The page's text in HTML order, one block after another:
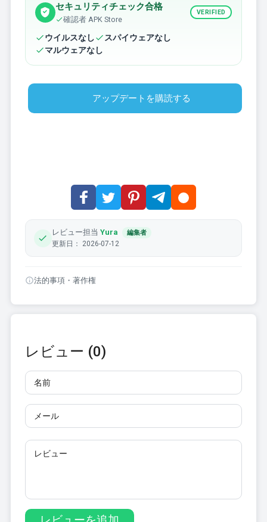
セキュリティチェック合格
確認者 APK Store
VERIFIED
ウイルスなし
スパイウェアなし
マルウェアなし
アップデートを購読する
レビュー担当 Yura 編集者
更新日： 2026-07-12
法的事項・著作権
レビュー (0)
名前
メール
レビュー
10文字以上で入力してください。リンクは使用できませ